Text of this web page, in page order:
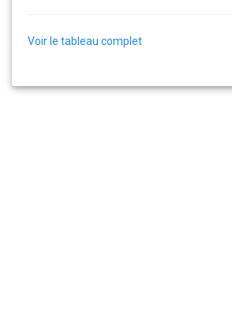
Voir le tableau complet